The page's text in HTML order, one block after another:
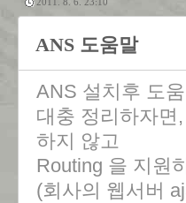
ANS 도움말
ANS 설치후 도
대충 정리하자면
하지 않고
Routing 을 지원
(회사의 웹서버